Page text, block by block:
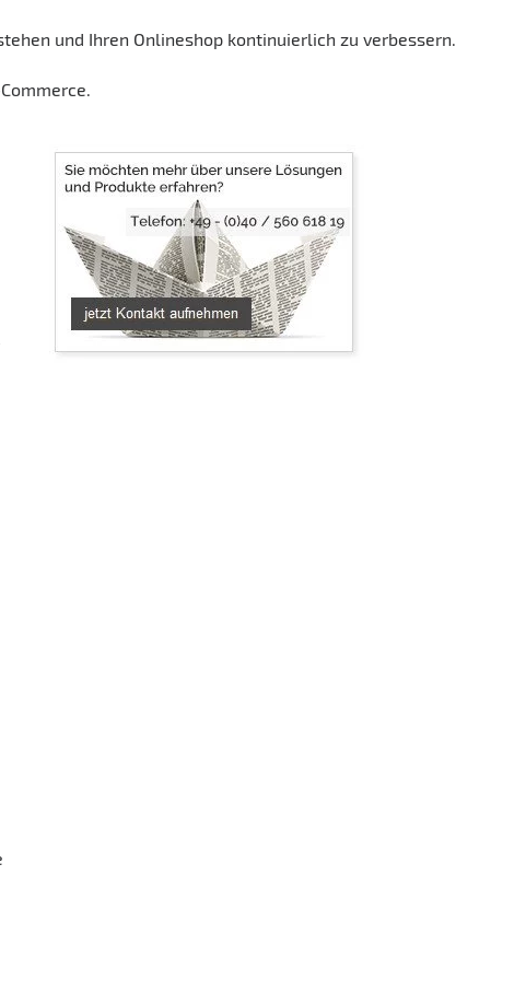
und Ihren Onlineshop kontinuierlich zu verbessern.